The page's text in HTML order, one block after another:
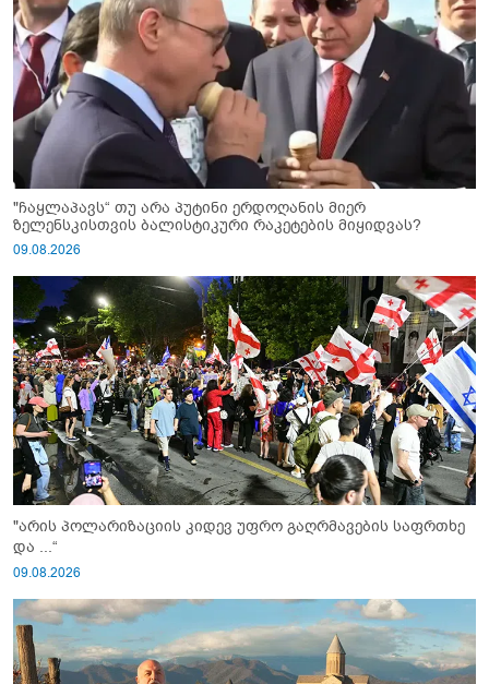
"ჩაყლაპავს“ თუ არა პუტინი ერდოღანის მიერ
ზელენსკისთვის ბალისტიკური რაკეტების მიყიდვას?
09.08.2026
"არის პოლარიზაციის კიდევ უფრო გაღრმავების საფრთხე
და ...“
09.08.2026